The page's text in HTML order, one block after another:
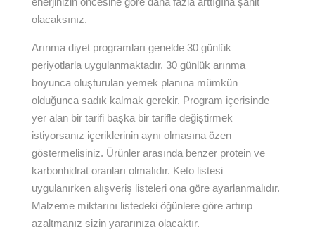
olacaksınız.
Arınma diyet programları genelde 30 günlük
periyotlarla uygulanmaktadır. 30 günlük arınma
boyunca oluşturulan yemek planına mümkün
olduğunca sadık kalmak gerekir. Program içerisinde
yer alan bir tarifi başka bir tarifle değiştirmek
istiyorsanız içeriklerinin aynı olmasına özen
göstermelisiniz. Ürünler arasında benzer protein ve
karbonhidrat oranları olmalıdır. Keto listesi
uygulanırken alışveriş listeleri ona göre ayarlanmalıdır.
Malzeme miktarını listedeki öğünlere göre artırıp
azaltmanız sizin yararınıza olacaktır.